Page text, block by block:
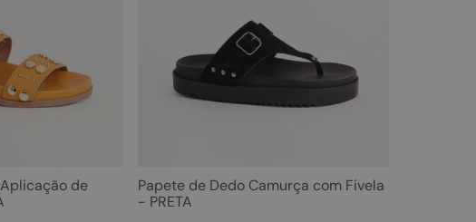
de
Papete de Dedo Camurça com Fivela
- PRETA